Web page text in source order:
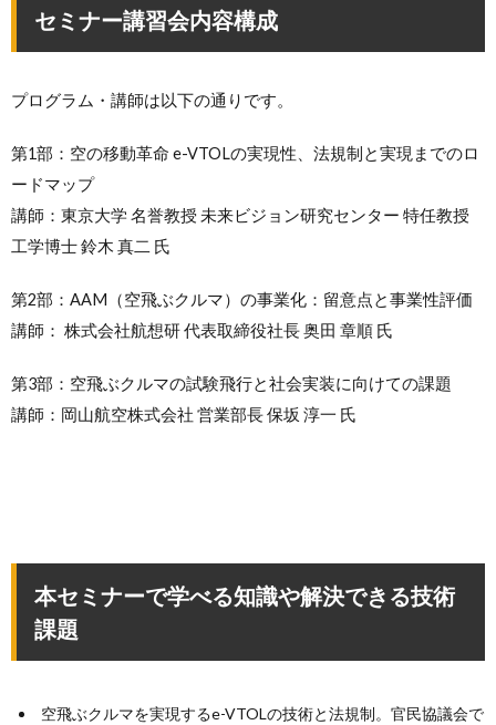
セミナー講習会内容構成
プログラム・講師は以下の通りです。
第1部：空の移動革命 e-VTOLの実現性、法規制と実現までのロ
ードマップ
講師：東京大学 名誉教授 未来ビジョン研究センター 特任教授
工学博士 鈴木 真二 氏
第2部：AAM（空飛ぶクルマ）の事業化：留意点と事業性評価
講師： 株式会社航想研 代表取締役社長 奥田 章順 氏
第3部：空飛ぶクルマの試験飛行と社会実装に向けての課題
講師：岡山航空株式会社 営業部長 保坂 淳一 氏
本セミナーで学べる知識や解決できる技術
課題
空飛ぶクルマを実現するe-VTOLの技術と法規制。官民協議会で